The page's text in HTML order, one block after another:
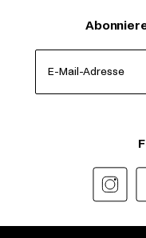
E-Mail-Adresse